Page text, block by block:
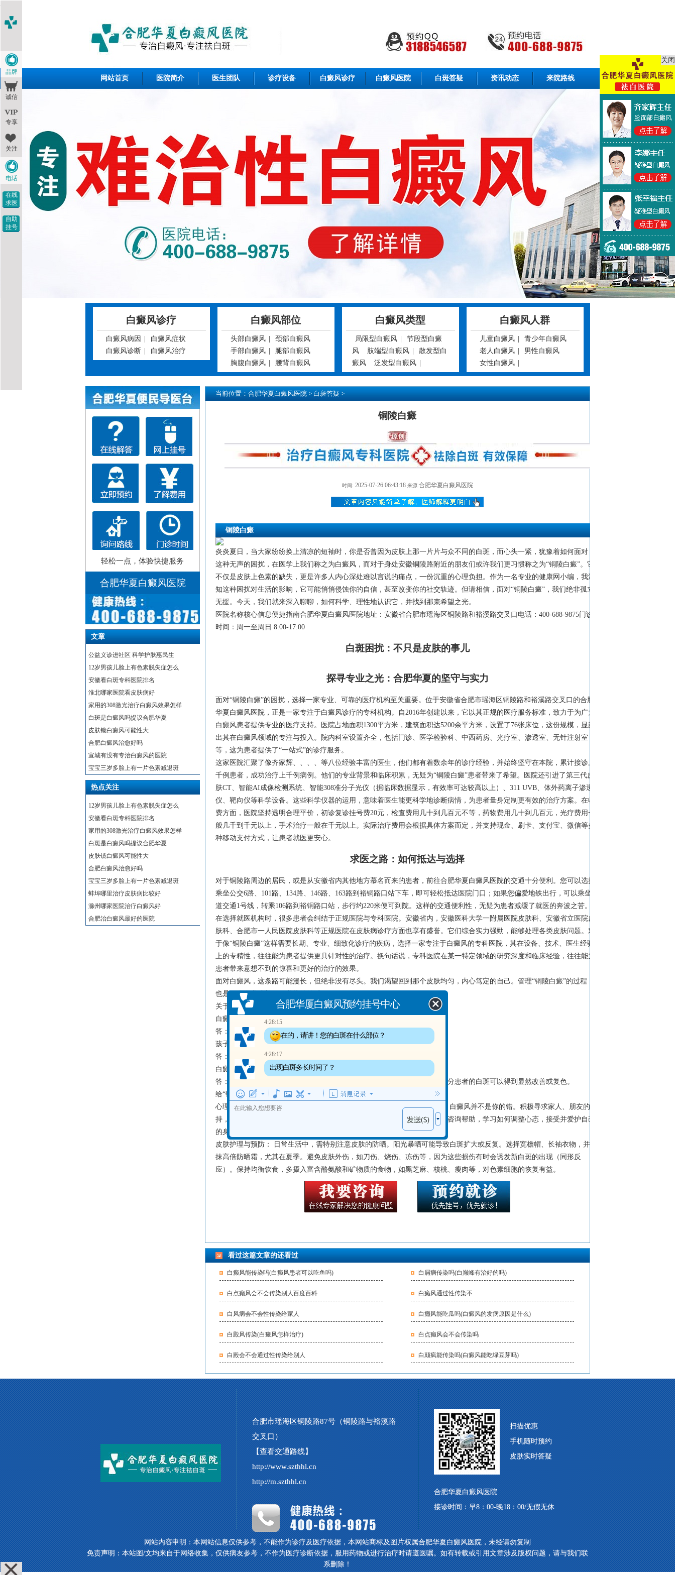
<1--
网站首页 医院简介 医生团队 诊疗设备 白癜风诊疗 白癜风医院 白斑答疑 资讯动态 来院路线
白癜风诊疗
白癜风病因
白癜风症状
白癜风诊断
白癜风治疗
白癜风部位
头部白癜风
颈部白癜风
手部白癜风
腿部白癜风
胸腹白癜风
腰背白癜风
白癜风类型
局限型白癜风
节段型白癜
风
肢端型白癜风
散发型白
癜风
泛发型白癜风
白癜风人群
儿童白癜风
青少年白癜风
老人白癜风
男性白癜风
女性白癜风
当前位置：合肥华夏白癜风医院>白斑答疑>
铜陵白癜
时间: 2025-07-26 06:43:18 来源:合肥华夏白癜风医院
铜陵白癜
炎炎夏日，当大家纷纷换上清凉的短袖时，你是否曾因为皮肤上那一片片与众不同的白斑，而心头一紧，犹豫着如何面对？
这种无声的困扰，在医学上我们称之为白癜风，而对于身处安徽铜陵路附近的朋友们或许我们更习惯称之为“铜陵白癜”。它
不仅是皮肤上色素的缺失，更是许多人内心深处难以言说的痛点，一份沉重的心理负担。作为一名专业的健康网小编，我深
知这种困扰对生活的影响，它可能悄悄侵蚀你的自信，甚至改变你的社交轨迹。但请相信，面对“铜陵白癜”，我们绝非孤立
无援。今天，我们就来深入聊聊，如何科学、理性地认识它，并找到那束希望之光。
医院名称核心信息便捷指南合肥华夏白癜风医院地址：安徽省合肥市瑶海区铜陵路和裕溪路交叉口电话：400-688-9875门诊
时间：周一至周日 8:00-17:00
白斑困扰：不只是皮肤的事儿
探寻专业之光：合肥华夏的坚守与实力
面对“铜陵白癜”的困扰，选择一家专业、可靠的医疗机构至关重要。位于安徽省合肥市瑶海区铜陵路和裕溪路交叉口的合肥
华夏白癜风医院，正是一家专注于白癜风诊疗的专科机构。自2016年创建以来，它以其正规的医疗服务标准，致力于为广大
白癜风患者提供专业的医疗支持。医院占地面积1300平方米，建筑面积达5200余平方米，设置了76张床位，这份规模，显露
出其在白癜风领域的专注与投入。院内科室设置齐全，包括门诊、医学检验科、中西药房、光疗室、渗透室、无针注射室
等，这为患者提供了“一站式”的诊疗服务。
这家医院汇聚了像齐家辉、、、、等八位经验丰富的医生，他们都有着数余年的诊疗经验，并始终坚守在本院，累计接诊上
千例患者，成功治疗上千例病例。他们的专业背景和临床积累，无疑为“铜陵白癜”患者带来了希望。医院还引进了第三代皮
肤CT、智能AI成像检测系统、智能308准分子光仪（据临床数据显示，有效率可达较高以上）、311 UVB、体外药离子渗透
仪、靶向仪等科学设备。这些科学仪器的运用，意味着医生能更科学地诊断病情，为患者量身定制更有效的治疗方案。在收
费方面，医院坚持透明合理平价，初诊复诊挂号费20元，检查费用几十到几百元不等，药物费用几十到几百元，光疗费用一
般几千到千元以上，手术治疗一般在千元以上。实际治疗费用会根据具体方案而定，并支持现金、刷卡、支付宝、微信等多
种移动支付方式，让患者就医更安心。
求医之路：如何抵达与选择
对于铜陵路周边的居民，或是从安徽省内其他地方慕名而来的患者，前往合肥华夏白癜风医院的交通十分便利。您可以选择
乘坐公交6路、101路、134路、146路、163路到裕铜路口站下车，即可轻松抵达医院门口；如果您偏爱地铁出行，可以乘坐轨
道交通1号线，转乘106路到裕铜路口站，步行约220米便可到院。这样的交通便利性，无疑为患者减缓了就医的奔波之苦。
在选择就医机构时，很多患者会纠结于正规医院与专科医院。安徽省内，安徽医科大学一附属医院皮肤科、安徽省立医院皮
肤科、合肥市一人民医院皮肤科等正规医院在皮肤病诊疗方面也享有盛誉。它们综合实力强勁，能够处理各类皮肤问题。对
于像“铜陵白癜”这样需要长期、专业、细致化诊疗的疾病，选择一家专注于白癜风的专科医院，其在设备、技术、医生经验
上的专精性，往往能为患者提供更具针对性的治疗。换句话说，专科医院在某一特定领域的研究深度和临床经验，往往能为
患者带来意想不到的惊喜和更好的治疗的效果。
面对白癜风，这条路可能漫长，但绝非没有尽头。我们渴望回到那个皮肤均匀，内心笃定的自己。管理“铜陵白癜”的过程，
也是一个自我成长、自我接纳的过程。
关于皮肤白斑，你可能关心的几个问题：
白癜风会传染吗？
答：白癜风是自身免疫性疾病，不具传染性，日常接触不会传播。
孩子也会得白癜风吗？
答：儿童是白癜风的常见发病人群之一，遗传因素在其中扮演一定角色。
白癜风能尽量治疗吗？
答：白癜风治疗目标是控制病情发展，促进色素再生，通过科学治疗，大部分患者的白斑可以得到显然改善或复色。
给“铜陵白癜”患者的暖心建议：
心理支持与建设： 疾病的困扰往往始于皮肤，却深植于心。请务必认识到，白癜风并不是你的错。积极寻求家人、朋友的支
持，或加入病友群体，分享经验，相互鼓励。必要时，可以寻求专业的心理咨询帮助，学习如何调整心态，接受并爱护自己
的身体。记住，你的价值远超皮肤的颜色。
皮肤护理与预防： 日常生活中，需特别注意皮肤的防晒。阳光暴晒可能导致白斑扩大或反复。选择宽檐帽、长袖衣物，并涂
抹高倍防晒霜，尤其在夏季。避免皮肤外伤，如刀伤、烧伤、冻伤等，因为这些损伤有时会诱发新白斑的出现（同形反
应）。保持均衡饮食，多摄入富含酪氨酸和矿物质的食物，如黑芝麻、核桃、瘦肉等，对色素细胞的恢复有益。
看过这篇文章的还看过
白癫风能传染吗(白癫风患者可以吃鱼吗) 白屑病传染吗(白巅峰有治好的吗)
白点癫风会不会传染别人百度百科 白癞风通过性传染不
白风病会不会性传染给家人 白癞风能吃瓜吗(白癜风的发病原因是什么)
白殿风传染(白癜风怎样治疗) 白点癫风会不会传染吗
白殿会不会通过性传染给别人 白颠疯能传染吗(白癜风能吃绿豆芽吗)
轻松一点，体验快捷服务
合肥华夏白癜风医院
文章
公益义诊进社区 科学护肤惠民生
12岁男孩儿脸上有色素脱失症怎么
安徽看白斑专科医院排名
淮北哪家医院看皮肤病好
家用的308激光治疗白癜风效果怎样
白斑是白癜风吗提议合肥华夏
皮肤镜白癜风可能性大
合肥白癜风治愈好吗
宣城有没有专治白癜风的医院
宝宝三岁多脸上有一片色素减退斑
热点关注
12岁男孩儿脸上有色素脱失症怎么
安徽看白斑专科医院排名
家用的308激光治疗白癜风效果怎样
白斑是白癜风吗提议合肥华夏
皮肤镜白癜风可能性大
合肥白癜风治愈好吗
宝宝三岁多脸上有一片色素减退斑
蚌埠哪里治疗皮肤病比较好
滁州哪家医院治疗白癜风好
合肥治白癜风最好的医院
合肥市瑶海区铜陵路87号（铜陵路与裕溪路
交叉口）
【查看交通路线】
http://www.szthhl.cn
http://m.szthhl.cn
扫描优惠
手机随时预约
皮肤实时答疑
合肥华夏白癜风医院
接诊时间：早8：00-晚18：00/无假无休
网站内容申明：本网站信息仅供参考，不能作为诊疗及医疗依据，本网站商标及图片权属合肥华夏白癜风医院，未经请勿复制
免责声明：本站图/文均来自于网络收集，仅供病友参考，不作为医疗诊断依据，服用药物或进行治疗时请遵医嘱。如有转载或引用文章涉及版权问题，请与我们联
系删除！
品牌
诚信
专享
关注
电话
在线
求医
自助
挂号
关闭
合肥华厦白癜风预约挂号中心
4:28:15
在的，请讲！您的白斑在什么部位？
4:28:17
出现白斑多长时间了？